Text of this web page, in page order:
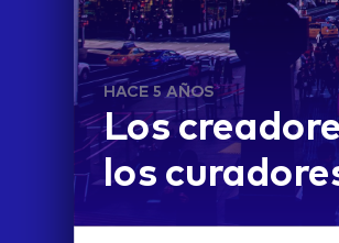
HACE 5 AÑOS
Los
los